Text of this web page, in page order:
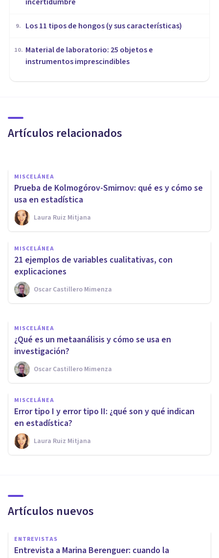
9. Los 11 tipos de hongos (y sus características)
10. Material de laboratorio: 25 objetos e
instrumentos imprescindibles
Artículos relacionados
Variable dependiente e
ejemplos
MISCELÁNEA
Prueba de Kolmogórov-Smirnov: qué es y cómo se
usa en estadística
Laura Ruiz Mitjana
MISCELÁNEA
21 ejemplos de variables cualitativas, con
explicaciones
Oscar Castillero Mimenza
MISCELÁNEA
Investigación cuasi
experimental: ¿qué es y cómo
está diseñada?
Laura Ruiz Mitjana
MISCELÁNEA
¿Qué es un metaanálisis y cómo se usa en
investigación?
Oscar Castillero Mimenza
MISCELÁNEA
Error tipo I y error tipo II: ¿qué son y qué indican
en estadística?
Laura Ruiz Mitjana
Artículos nuevos
ENTREVISTAS
Entrevista a Marina Berenguer: cuando la